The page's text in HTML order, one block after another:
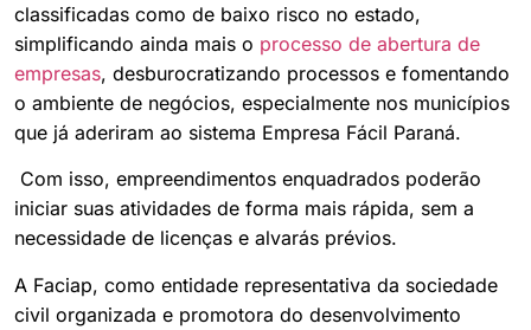
classificadas como de baixo risco no estado,
simplificando ainda mais o processo de abertura de
empresas, desburocratizando processos e fomentando
o ambiente de negócios, especialmente nos municípios
que já aderiram ao sistema Empresa Fácil Paraná.
Com isso, empreendimentos enquadrados poderão
iniciar suas atividades de forma mais rápida, sem a
necessidade de licenças e alvarás prévios.
A Faciap, como entidade representativa da sociedade
civil organizada e promotora do desenvolvimento